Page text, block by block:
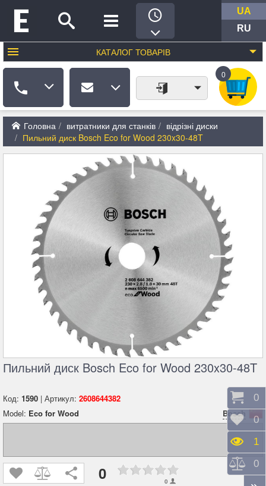
UA
RU
КАТАЛОГ ТОВАРІВ
0
Головна витратники для станків
відрізні диски
Пильний диск Bosch Eco for Wood 230x30-48T
Пильний диск Bosch Eco for Wood 230x30-48T
Код: 1590 | Артикул: 2608644382
Model: Eco for Wood Bosch
0 0
0
0
1
0